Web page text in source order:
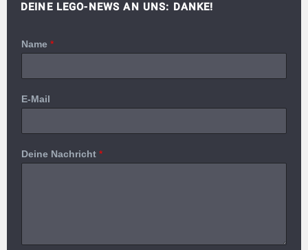
DEINE LEGO-NEWS AN UNS: DANKE!
Name *
E-Mail
Deine Nachricht *